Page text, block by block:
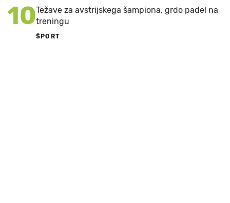
10Težave za avstrijskega šampiona, grdo padel na
treningu
ŠPORT